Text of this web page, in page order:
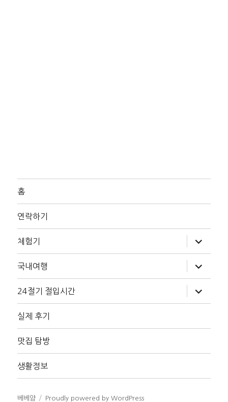
홈
연락하기
체험기
위
메
확
장
국내여행
위
메
확
장
24절기 절입시간
위
메
장
실제 후기
맛집 탐방
생활정보
베베얌 Proudly powered by WordPress